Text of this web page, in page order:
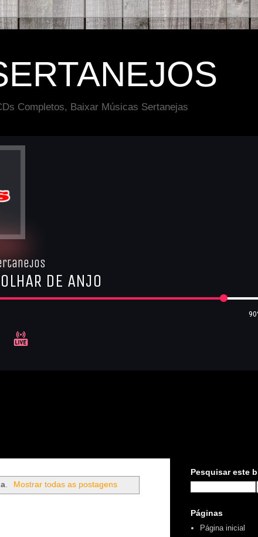
Completos, Baixar Músicas Sertanejas
. Mostrar todas as postagens
Pesquisar este
Páginas
Página inicial